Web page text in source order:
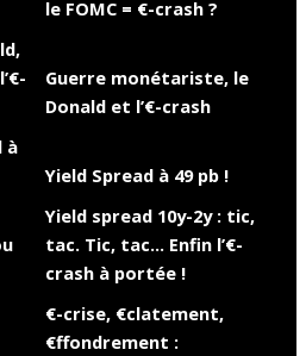
le FOMC = €-crash ?
Guerre monétariste, le
Donald et l’€-crash
à
Yield Spread à 49 pb !
Yield spread 10y-2y : tic,
tac. Tic, tac… Enfin l’€-
crash à portée !
€-crise, €clatement,
€ffondrement :